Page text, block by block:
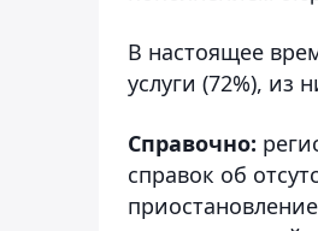
В настоящее
услуги (72%), из
Справочно:
справок об